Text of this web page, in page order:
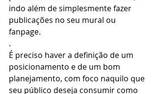
indo além de simplesmente fazer
publicações no seu mural ou
fanpage.
.
É preciso haver a definição de um
posicionamento e de um bom
planejamento, com foco naquilo que
seu público deseja consumir como